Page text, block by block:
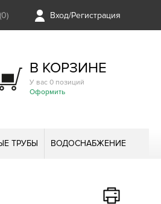
Вход/Регистрация
В КОРЗИНЕ
У вас 0 позиций
Оформить
ТРУБЫ ВОДОСНАБЖЕНИЕ